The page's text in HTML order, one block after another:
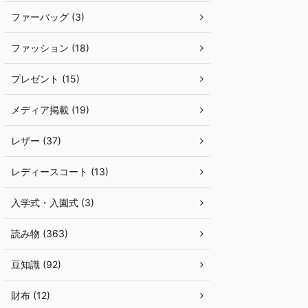
ファーバッグ (3)
ファッション (18)
プレゼント (15)
メディア掲載 (19)
レザー (37)
レディースコート (13)
入学式・入園式 (3)
読み物 (363)
豆知識 (92)
財布 (12)